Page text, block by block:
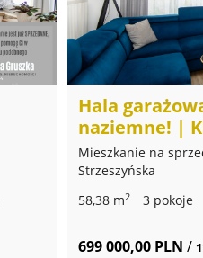
Hala
naziemne! |
Mieszkanie na
Strzeszyńska
58,38 m2 3 pokoje
699 000,00 PLN /